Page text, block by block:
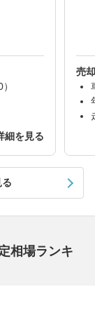
細を見る
売
相場ランキ